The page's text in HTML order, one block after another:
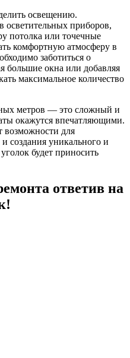
освещению.
осветительных приборов,
потолка или точечные
комфортную атмосферу в
заботиться о
большие окна или добавляя
максимальное количество
метров — это сложный и
окажутся впечатляющими.
возможности для
создания уникального и
будет приносить
ответив на